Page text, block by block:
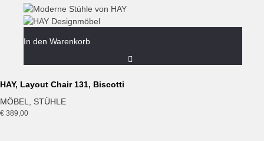
In den Warenkorb
HAY, Layout Chair 131, Biscotti
MÖBEL, STÜHLE
€ 389,00